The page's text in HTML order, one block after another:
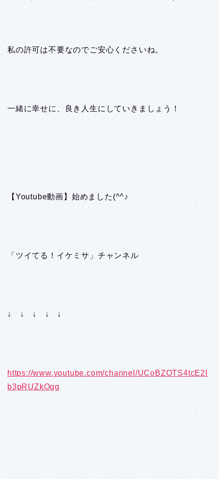
私の許可は不要なのでご安心くださいね。
一緒に幸せに、良き人生にしていきましょう！
【Youtube動画】始めました(^^♪
「ツイてる！イケミサ」チャンネル
↓ ↓ ↓ ↓ ↓
https://www.youtube.com/channel/UCoBZOTS4tcE2I
b3pRUZkOgg